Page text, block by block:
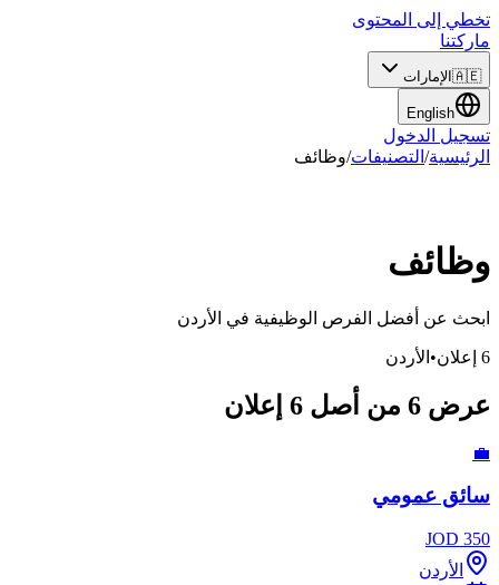
تخطي إلى المحتوى
ماركتنا
🇦🇪 الإمارات
English
تسجيل الدخول
الرئيسية/ التصنيفات/وظائف
وظائف
ابحث عن أفضل الفرص الوظيفية في الأردن
6 إعلان• الأردن
عرض 6 من أصل 6 إعلان
💼
سائق عمومي
350
JOD
الأردن